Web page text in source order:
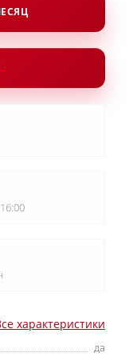
характеристики
да